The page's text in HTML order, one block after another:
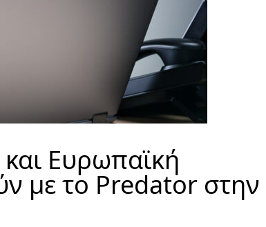
Ευρωπαϊκή
με το Predator στην